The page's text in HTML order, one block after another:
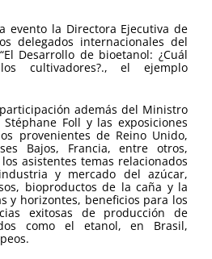
evento la Directora Ejecutiva de
delegados internacionales del
Desarrollo de bioetanol: ¿Cuál
cultivadores?., el ejemplo
además del Ministro
Foll y las exposiciones
provenientes de Reino Unido,
Bajos, Francia, entre otros,
asistentes temas relacionados
y mercado del azúcar,
bioproductos de la caña y la
y horizontes, beneficios para los
exitosas de producción de
como el etanol, en Brasil,